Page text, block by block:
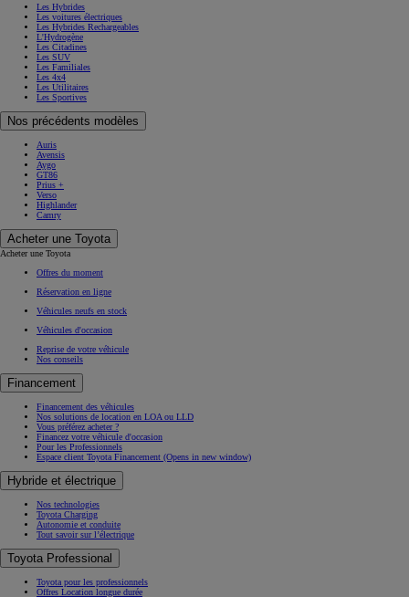
Les Hybrides
Les voitures électriques
Les Hybrides Rechargeables
L'Hydrogène
Les Citadines
Les SUV
Les Familiales
Les 4x4
Les Utilitaires
Les Sportives
Nos précédents modèles
Auris
Avensis
Aygo
GT86
Prius +
Verso
Highlander
Camry
Acheter une Toyota
Acheter une Toyota
Offres du moment
Réservation en ligne
Véhicules neufs en stock
Véhicules d'occasion
Reprise de votre véhicule
Nos conseils
Financement
Financement des véhicules
Nos solutions de location en LOA ou LLD
Vous préférez acheter ?
Financez votre véhicule d'occasion
Pour les Professionnels
Espace client Toyota Financement (Opens in new window)
Hybride et électrique
Nos technologies
Toyota Charging
Autonomie et conduite
Tout savoir sur l’électrique
Toyota Professional
Toyota pour les professionnels
Offres Location longue durée